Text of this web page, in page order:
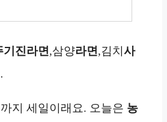
진라면 ,삼양라면 ,김치 사
지 세일이래요. 오늘은 농